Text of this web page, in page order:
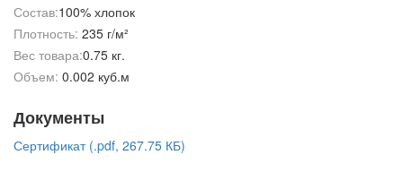
Состав:100% хлопок
Плотность: 235 г/м²
Вес товара:0.75 кг.
Объем: 0.002 куб.м
Документы
Сертификат (.pdf, 267.75 КБ)